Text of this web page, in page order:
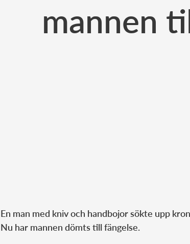
mannen
En man med kniv och handbojor sökte upp
Nu har mannen dömts till fängelse.